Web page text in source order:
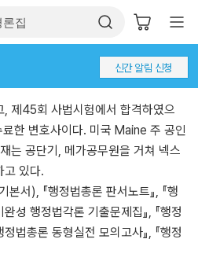
신간 알림 신청
, 제45회 사법시험에서 합격하였으
한 변호사이다. 미국 Maine 주 공인
는 공단기, 메가공무원을 거쳐 넥스
고 있다.
본서), 『행정법총론 판서노트』, 『행
성 행정법각론 기출문제집』, 『행정
법총론 동형실전 모의고사』, 『행정